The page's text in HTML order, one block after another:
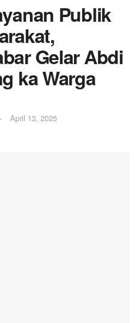
Publik
Gelar Abdi
ka Warga
April 13, 2025